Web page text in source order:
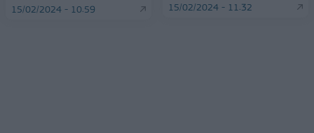
15/02/2024 - 10:59 15/02/2024 - 11:32